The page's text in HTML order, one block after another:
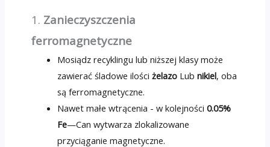
1. Zanieczyszczenia
ferromagnetyczne
Mosiądz recyklingu lub niższej klasy może
zawierać śladowe ilościżelazo Lubnikiel, oba
są ferromagnetyczne.
Nawet małe wtrącenia - w kolejności0.05%
Fe—Can wytwarza zlokalizowane
przyciąganie magnetyczne.